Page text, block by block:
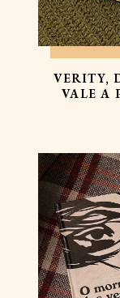
VERITY,
VALE A